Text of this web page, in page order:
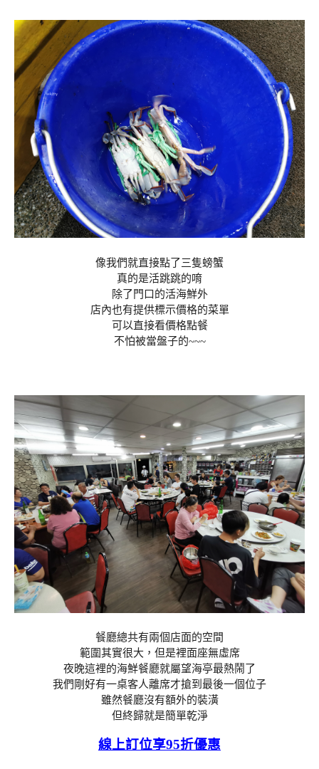
像我們就直接點了三隻螃蟹
真的是活跳跳的唷
除了門口的活海鮮外
店內也有提供標示價格的菜單
可以直接看價格點餐
不怕被當盤子的~~~
餐廳總共有兩個店面的空間
範圍其實很大，但是裡面座無虛席
夜晚這裡的海鮮餐廳就屬望海亭最熱鬧了
我們剛好有一桌客人離席才搶到最後一個位子
雖然餐廳沒有額外的裝潢
但終歸就是簡單乾淨
線上訂位享95折優惠